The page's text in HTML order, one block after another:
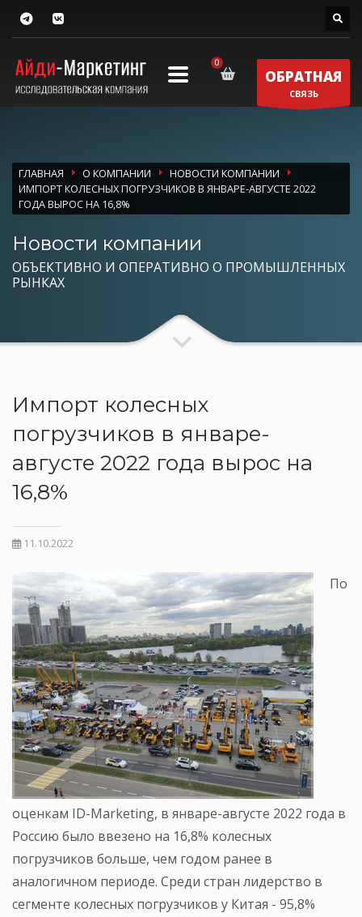
ОБРАТНАЯ
СВЯЗЬ
ГЛАВНАЯ О КОМПАНИИ
НОВОСТИ КОМПАНИИ
ИМПОРТ КОЛЕСНЫХ ПОГРУЗЧИКОВ В ЯНВАРЕ-АВГУСТЕ 2022
ГОДА ВЫРОС НА 16,8%
Новости компании
ОБЪЕКТИВНО И ОПЕРАТИВНО О ПРОМЫШЛЕННЫХ
РЫНКАХ
Импорт колесных
погрузчиков в январе-
августе 2022 года вырос на
16,8%
11.10.2022
По
оценкам ID-Marketing, в январе-августе 2022 года в
Россию было ввезено на 16,8% колесных
погрузчиков больше, чем годом ранее в
аналогичном периоде. Среди стран лидерство в
сегменте колесных погрузчиков у Китая - 95,8%